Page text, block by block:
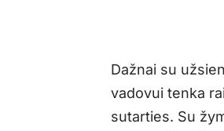
Dažnai su
vadovui tenka
sutarties. Su